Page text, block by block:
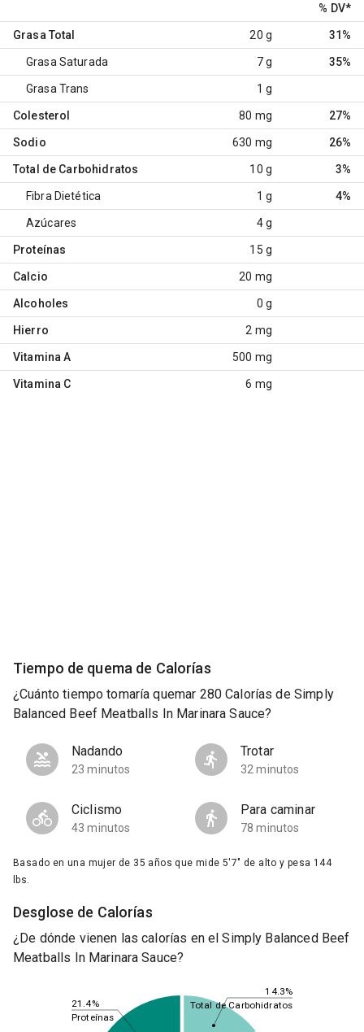
% DV*
Grasa Total 20 g 31%
Grasa Saturada 7 g 35%
Grasa Trans 1 g
Colesterol 80 mg 27%
Sodio 630 mg 26%
Total de Carbohidratos 10 g 3%
Fibra Dietética 1 g 4%
Azúcares 4 g
Proteínas 15 g
Calcio 20 mg
Alcoholes 0 g
Hierro 2 mg
Vitamina A 500 mg
Vitamina C 6 mg
Tiempo de quema de Calorías
¿Cuánto tiempo tomaría quemar 280 Calorías de Simply
Balanced Beef Meatballs In Marinara Sauce?
Nadando
23 minutos
Trotar
32 minutos
Ciclismo
43 minutos
Para caminar
78 minutos
Basado en una mujer de 35 años que mide 5'7" de alto y pesa 144
lbs.
Desglose de Calorías
¿De dónde vienen las calorías en el Simply Balanced Beef
Meatballs In Marinara Sauce?
14.3%
21.4%
Total de Carbohidratos
Proteínas